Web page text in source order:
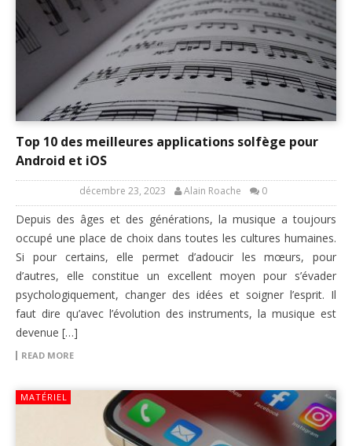
Top 10 des meilleures applications solfège pour
Android et iOS
décembre 23, 2023 Alain Roache 0
Depuis des âges et des générations, la musique a toujours
occupé une place de choix dans toutes les cultures humaines.
Si pour certains, elle permet d’adoucir les mœurs, pour
d’autres, elle constitue un excellent moyen pour s’évader
psychologiquement, changer des idées et soigner l’esprit. Il
faut dire qu’avec l’évolution des instruments, la musique est
devenue […]
READ MORE
MATÉRIEL